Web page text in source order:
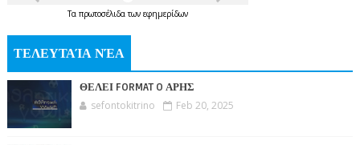
Τα πρωτοσέλιδατων εφημερίδων
ΤΕΛΕΥΤΑΊΑ ΝΈΑ
ΘΕΛΕΙ FORMAT O ΑΡΗΣ
sefontokitrino Feb 20, 2025